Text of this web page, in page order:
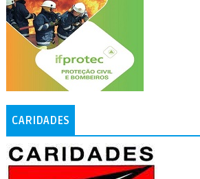
CARIDADES